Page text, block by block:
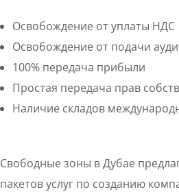
Освобождение от уплаты НДС
Освобождение от подачи
100% передача прибыли
Простая передача прав
Наличие складов
Свободные зоны в Дубае
пакетов услуг по созданию